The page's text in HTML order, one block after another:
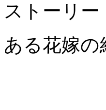
ストーリー
ある花嫁の